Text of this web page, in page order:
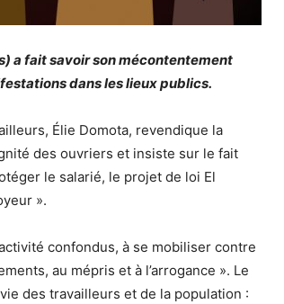
a fait savoir son mécontentement
dans les lieux publics.
Élie Domota, revendique la
des ouvriers et insiste sur le fait
le salarié, le projet de loi El
».
confondus, à se mobiliser contre
au mépris et à l’arrogance ». Le
des travailleurs et de la population :